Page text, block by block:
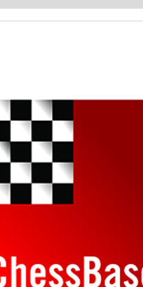
and with a more